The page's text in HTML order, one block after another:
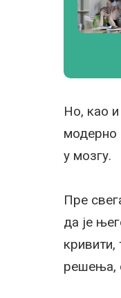
Но, као
модерно
у мозгу.
Пре
да је
кривити,
решења,